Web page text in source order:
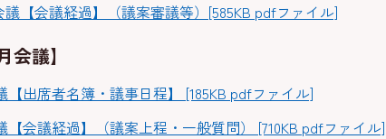
議【会議経過】（議案審議等）[585KB pdfファイル]
会議】
【出席者名簿・議事日程】 [185KB pdfファイル]
【会議経過】（議案上程・一般質問） [710KB pdfファイル]